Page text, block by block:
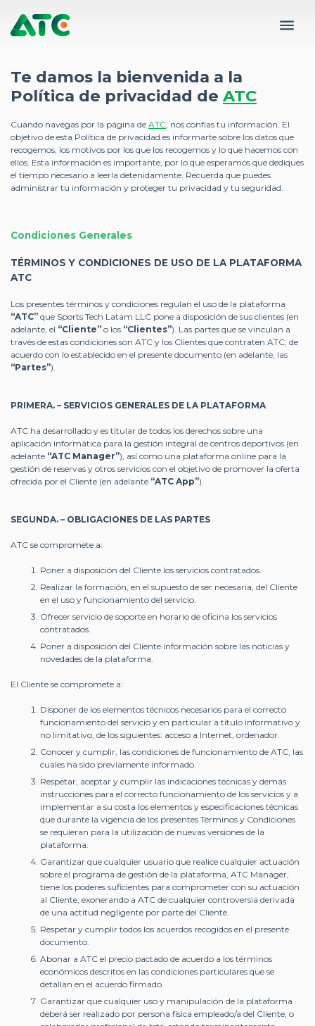
Te damos la bienvenida a la
Política de privacidad de ATC
Cuando navegas por la página de ATC, nos confías tu información. El
objetivo de esta Política de privacidad es informarte sobre los datos que
recogemos, los motivos por los que los recogemos y lo que hacemos con
ellos. Esta información es importante, por lo que esperamos que dediques
el tiempo necesario a leerla detenidamente. Recuerda que puedes
administrar tu información y proteger tu privacidad y tu seguridad.
Condiciones Generales
TÉRMINOS Y CONDICIONES DE USO DE LA PLATAFORMA
ATC
Los presentes términos y condiciones regulan el uso de la plataforma
“ATC” que Sports Tech Latam LLC pone a disposición de sus clientes (en
adelante, el “Cliente” o los “Clientes”). Las partes que se vinculan a
través de estas condiciones son ATC y los Clientes que contraten ATC, de
acuerdo con lo establecido en el presente documento (en adelante, las
“Partes”).
PRIMERA. – SERVICIOS GENERALES DE LA PLATAFORMA
ATC ha desarrollado y es titular de todos los derechos sobre una
aplicación informática para la gestión integral de centros deportivos (en
adelante “ATC Manager”), así como una plataforma online para la
gestión de reservas y otros servicios con el objetivo de promover la oferta
ofrecida por el Cliente (en adelante “ATC App”).
SEGUNDA. – OBLIGACIONES DE LAS PARTES
ATC se compromete a:
Poner a disposición del Cliente los servicios contratados.
Realizar la formación, en el supuesto de ser necesaria, del Cliente
en el uso y funcionamiento del servicio.
Ofrecer servicio de soporte en horario de oficina los servicios
contratados.
Poner a disposición del Cliente información sobre las noticias y
novedades de la plataforma.
El Cliente se compromete a:
Disponer de los elementos técnicos necesarios para el correcto
funcionamiento del servicio y en particular a título informativo y
no limitativo, de los siguientes: acceso a Internet, ordenador.
Conocer y cumplir, las condiciones de funcionamiento de ATC, las
cuales ha sido previamente informado.
Respetar, aceptar y cumplir las indicaciones técnicas y demás
instrucciones para el correcto funcionamiento de los servicios y a
implementar a su costa los elementos y especificaciones técnicas
que durante la vigencia de los presentes Términos y Condiciones
se requieran para la utilización de nuevas versiones de la
plataforma.
Garantizar que cualquier usuario que realice cualquier actuación
sobre el programa de gestión de la plataforma, ATC Manager,
tiene los poderes suficientes para comprometer con su actuación
al Cliente, exonerando a ATC de cualquier controversia derivada
de una actitud negligente por parte del Cliente.
Respetar y cumplir todos los acuerdos recogidos en el presente
documento.
Abonar a ATC el precio pactado de acuerdo a los términos
económicos descritos en las condiciones particulares que se
detallan en el acuerdo firmado.
Garantizar que cualquier uso y manipulación de la plataforma
deberá ser realizado por persona física empleado/a del Cliente, o